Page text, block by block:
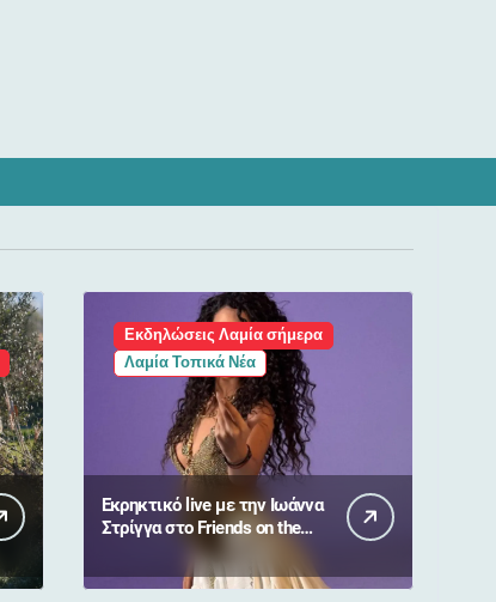
Εκδηλώσεις Λαμία σήμερα
Λαμία Τοπικά Νέα
Εκρηκτικό live με την Ιωάννα
Στρίγγα στο Friends on the
Beach στις Ράχες